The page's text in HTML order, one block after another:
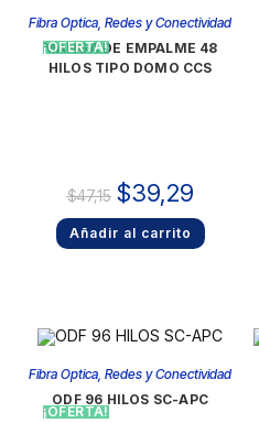
¡OFERTA!
Fibra Optica ,Redes y Conectividad
MANGA DE EMPALME 48
HILOS TIPO DOMO CCS
$47,15 $39,29
Añadir al carrito
¡OFERTA!
Fibra Optica,Redes y Conectividad
ODF 96 HILOS SC-APC